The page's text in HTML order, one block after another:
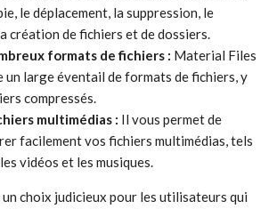
le déplacement, la suppression, le
création de fichiers et de dossiers.
formats de fichiers : Material Files
un large éventail de formats de fichiers, y
compressés.
multimédias : Il vous permet de
facilement vos fichiers multimédias, tels
vidéos et les musiques.
choix judicieux pour les utilisateurs qui